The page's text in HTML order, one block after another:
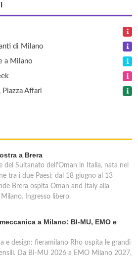
di Milano
a Milano
Affari
a Brera
del Sultanato dell'Oman in Italia, nata nel
tra i due Paesi: dal 18 giugno al 13
Brera ospita Oman and Italy alla
Ingresso libero.
a Milano: BI-MU, EMO e
e design: fieramilano Rho ospita le grandi
Da BI-MU 2026 a EMO Milano 2027,